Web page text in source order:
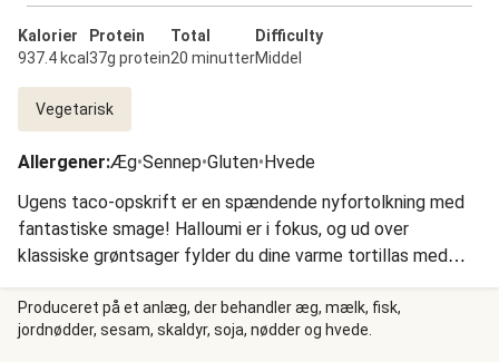
Kalorier
937.4 kcal
Protein
37g protein
Total
20 minutter
Difficulty
Middel
Vegetarisk
Allergener:Æg•Sennep•Gluten•Hvede
Ugens taco-opskrift er en spændende nyfortolkning med
fantastiske smage! Halloumi er i fokus, og ud over
klassiske grøntsager fylder du dine varme tortillas med
saftig citronaioli og lækker rødbederelish, som både
mætter og forener sig fantastisk i smag. Velkomponeret,
enkelt og vidunderligt godt.
Produceret på et anlæg, der behandler æg, mælk, fisk,
jordnødder, sesam, skaldyr, soja, nødder og hvede.